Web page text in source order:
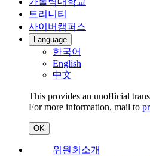
트리니티
사이버캠퍼스
Language
한국어
English
中文
This provides an unofficial
For more information, mail to
OK
위원회소개